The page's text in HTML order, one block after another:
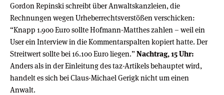
Gordon Repinski schreibt über Anwaltskanzleien, die
Rechnungen wegen Urheberrechtsverstößen verschicken:
“Knapp 1.900 Euro sollte Hofmann-Matthes zahlen – weil ein
User ein Interview in die Kommentarspalten kopiert hatte. Der
Streitwert sollte bei 16.100 Euro liegen.”Nachtrag, 15 Uhr:
Anders als in der Einleitung des taz-Artikels behauptet wird,
handelt es sich bei Claus-Michael Gerigk nicht um einen
Anwalt.